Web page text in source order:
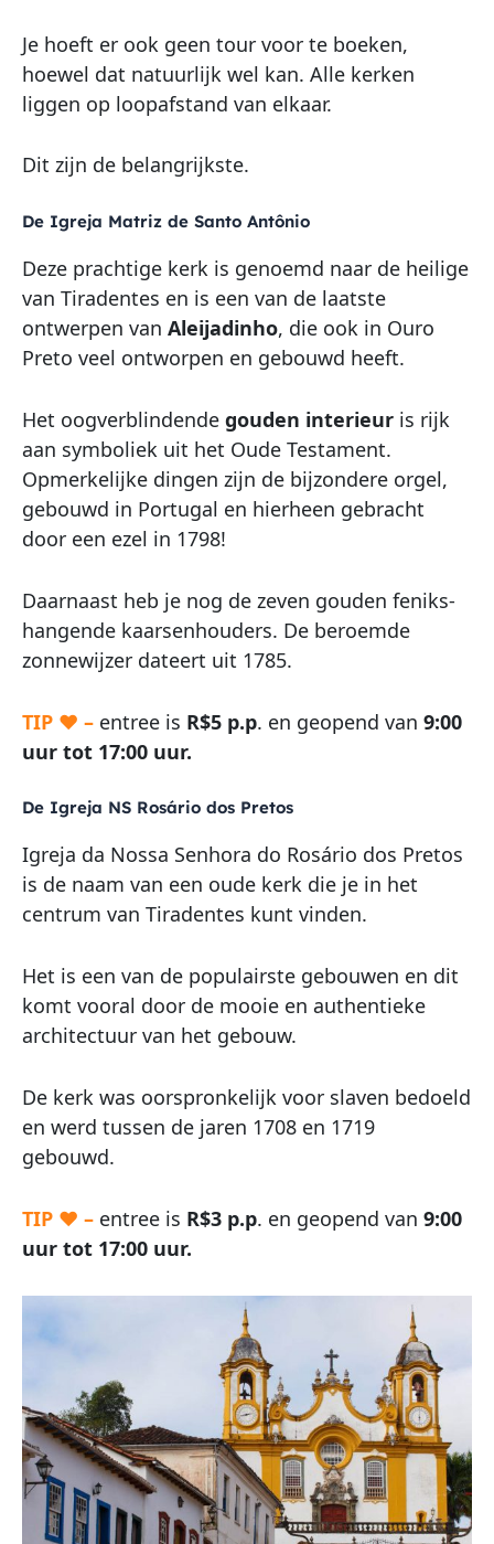
Je hoeft er ook geen tour voor te boeken,
hoewel dat natuurlijk wel kan. Alle kerken
liggen op loopafstand van elkaar.
Dit zijn de belangrijkste.
De Igreja Matriz de Santo Antônio
Deze prachtige kerk is genoemd naar de heilige
van Tiradentes en is een van de laatste
ontwerpen van Aleijadinho, die ook in Ouro
Preto veel ontworpen en gebouwd heeft.
Het oogverblindende gouden interieur is rijk
aan symboliek uit het Oude Testament.
Opmerkelijke dingen zijn de bijzondere orgel,
gebouwd in Portugal en hierheen gebracht
door een ezel in 1798!
Daarnaast heb je nog de zeven gouden feniks-
hangende kaarsenhouders. De beroemde
zonnewijzer dateert uit 1785.
TIP ♥ – entree is R$5 p.p. en geopend van 9:00
uur tot 17:00 uur.
De Igreja NS Rosário dos Pretos
Igreja da Nossa Senhora do Rosário dos Pretos
is de naam van een oude kerk die je in het
centrum van Tiradentes kunt vinden.
Het is een van de populairste gebouwen en dit
komt vooral door de mooie en authentieke
architectuur van het gebouw.
De kerk was oorspronkelijk voor slaven bedoeld
en werd tussen de jaren 1708 en 1719
gebouwd.
TIP ♥ – entree is R$3 p.p. en geopend van 9:00
uur tot 17:00 uur.